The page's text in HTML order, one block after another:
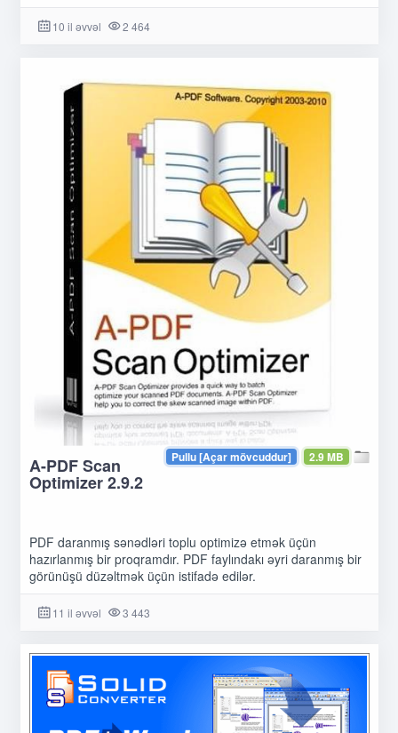
10 il əvvəl 2 464
2.9 MB
Pullu [Açar mövcuddur]
A-PDF Scan
Optimizer 2.9.2
PDF daranmış sənədləri toplu optimizə etmək üçün
hazırlanmış bir proqramdır. PDF faylındakı əyri daranmış bir
görünüşü düzəltmək üçün istifadə edilər.
11 il əvvəl 3 443